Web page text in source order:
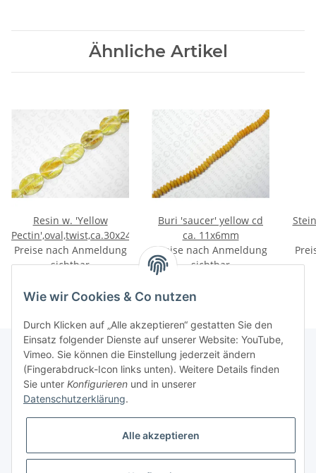
Ähnliche Artikel
Resin w. 'Yellow
Pectin',oval,twist,ca.30x24x10mm
Preise nach Anmeldung
sichtbar
Buri 'saucer' yellow cd
ca. 11x6mm
Preise nach Anmeldung
sichtbar
Informationen
Gesetzliche Informationen
Wie wir Cookies & Co nutzen
Durch Klicken auf „Alle akzeptieren“ gestatten Sie den
Einsatz folgender Dienste auf unserer Website: YouTube,
Vimeo. Sie können die Einstellung jederzeit ändern
(Fingerabdruck-Icon links unten). Weitere Details finden
Sie unter Konfigurieren und in unserer
Datenschutzerklärung.
Alle akzeptieren